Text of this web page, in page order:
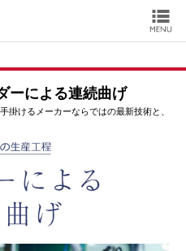
ーによる連続曲げ
掛けるメーカーならではの最新技術と、